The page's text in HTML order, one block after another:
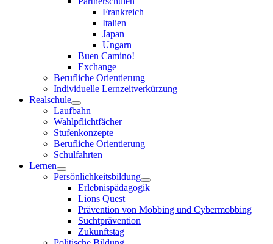
Frankreich
Italien
Japan
Ungarn
Buen Camino!
Exchange
Berufliche Orientierung
Individuelle Lernzeitverkürzung
Realschule
Laufbahn
Wahlpflichtfächer
Stufenkonzepte
Berufliche Orientierung
Schulfahrten
Lernen
Persönlichkeitsbildung
Erlebnispädagogik
Lions Quest
Prävention von Mobbing und Cybermobbing
Suchtprävention
Zukunftstag